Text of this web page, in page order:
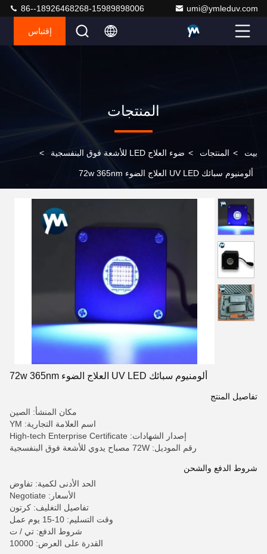
umi@ymleduv.com
86--18926468268-15989898006
إقتباس
المنتجات
بيت > المنتجات > ضوء العلاج LED للأشعة فوق البنفسجية >
ألومنيوم سبائك UV LED العلاج الضوء 72w 365nm
ألومنيوم سبائك UV LED العلاج الضوء 72w 365nm
تفاصيل المنتج
مكان المنشأ: الصين
اسم العلامة التجارية: YM
إصدار الشهادات: High-tech Enterprise Certificate
رقم الموديل: 72W مصباح يدوي للأشعة فوق البنفسجية
شروط الدفع والشحن
الحد الأدنى لكمية: تفاوض
الأسعار: Negotiate
تفاصيل التغليف: كرتون
وقت التسليم: 10-15 يوم عمل
شروط الدفع: تي / ت
القدرة على العرض: 10000